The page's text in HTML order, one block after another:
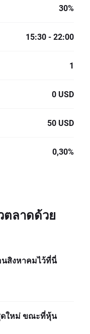
30%
15:30 - 22:00
1
0 USD
50 USD
0,30%
ตลาดด้วย
นสิงหาคมไว้ที่นี่
ใหม่ ขณะที่หุ้น